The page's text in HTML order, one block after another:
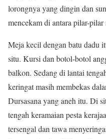
lorongnya yang dingin dan
mencekam di antara pilar-
Meja kecil dengan batu dadu
situ. Kursi dan botol-botol
balkon. Sedang di lantai
keringat masih membekas
Dursasana yang aneh itu. Di
tengah keramaian pesta
tersengal dan tawa